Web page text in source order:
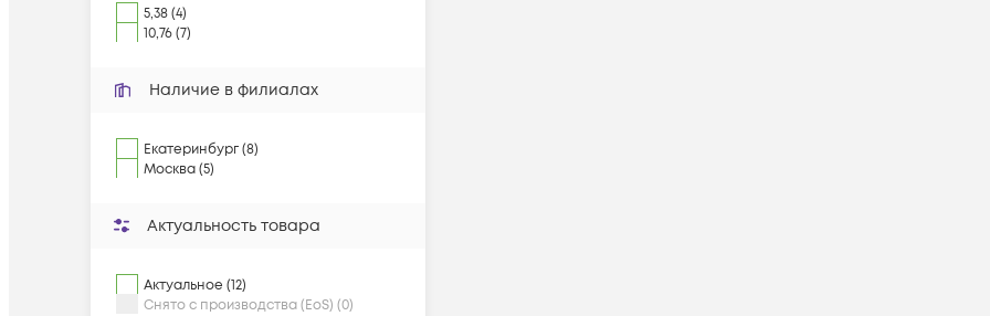
5,38 (4)
10,76 (7)
Наличие в филиалах
Екатеринбург (8)
Москва (5)
Актуальность товара
Актуальное (12)
Снято с производства (EoS) (0)